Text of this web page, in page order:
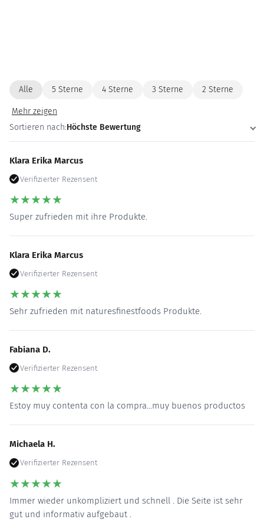
Alle 5 Sterne 4 Sterne 3 Sterne 2 Sterne
Mehr zeigen
Sortieren nach:Höchste Bewertung
Klara Erika Marcus
Verifizierter Rezensent
★★★★★
Super zufrieden mit ihre Produkte.
Klara Erika Marcus
Verifizierter Rezensent
★★★★★
Sehr zufrieden mit naturesfinestfoods Produkte.
Fabiana D.
Verifizierter Rezensent
★★★★★
Estoy muy contenta con la compra...muy buenos productos
Michaela H.
Verifizierter Rezensent
★★★★★
Immer wieder unkompliziert und schnell . Die Seite ist sehr
gut und informativ aufgebaut .